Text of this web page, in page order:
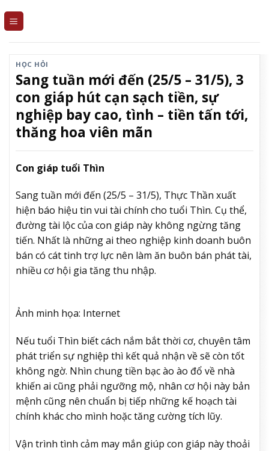
HỌC HỎI
Sang tuần mới đến (25/5 – 31/5), 3
con giáp hút cạn sạch tiền, sự
nghiệp bay cao, tình – tiền tấn tới,
thăng hoa viên mãn
Con giáp tuổi Thìn
Sang tuần mới đến (25/5 – 31/5), Thực Thần xuất
hiện báo hiệu tin vui tài chính cho tuổi Thìn. Cụ thể,
đường tài lộc của con giáp này không ngừng tăng
tiến. Nhất là những ai theo nghiệp kinh doanh buôn
bán có cát tinh trợ lực nên làm ăn buôn bán phát tài,
nhiều cơ hội gia tăng thu nhập.
Ảnh minh họa: Internet
Nếu tuổi Thìn biết cách nắm bắt thời cơ, chuyên tâm
phát triển sự nghiệp thì kết quả nhận về sẽ còn tốt
không ngờ. Nhìn chung tiền bạc ào ào đổ về nhà
khiến ai cũng phải ngưỡng mộ, nhân cơ hội này bản
mệnh cũng nên chuẩn bị tiếp những kế hoạch tài
chính khác cho mình hoặc tăng cường tích lũy.
Vận trình tình cảm may mắn giúp con giáp này thoải